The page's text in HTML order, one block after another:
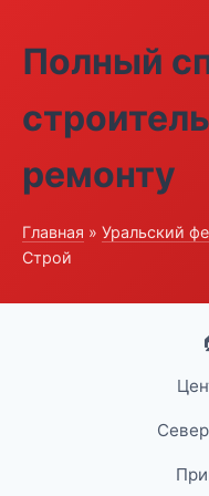
Полный
ремонту
Главная » Уральский
Строй